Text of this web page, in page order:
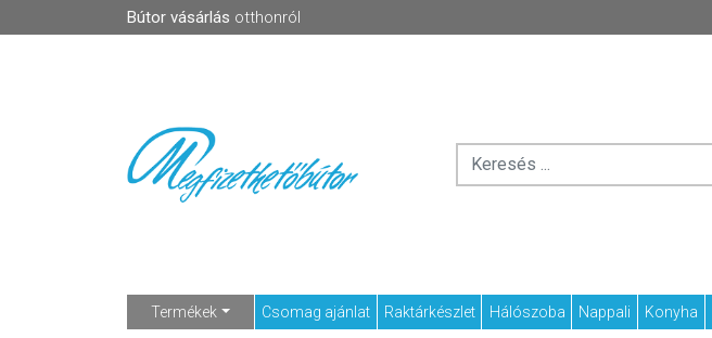
Bútor vásárlás otthonról
Termékek Csomag ajánlat Raktárkészlet Hálószoba Nappali Konyha